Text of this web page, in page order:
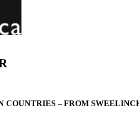
COUNTRIES – FROM